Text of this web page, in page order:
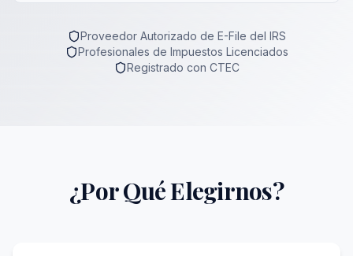
Proveedor Autorizado de E-File del IRS
Profesionales de Impuestos Licenciados
Registrado con CTEC
¿Por Qué Elegirnos?